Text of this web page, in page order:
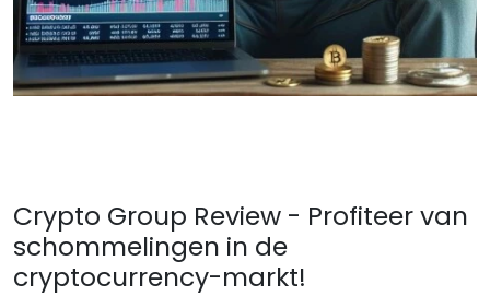
Crypto Group Review - Profiteer van
schommelingen in de
cryptocurrency-markt!